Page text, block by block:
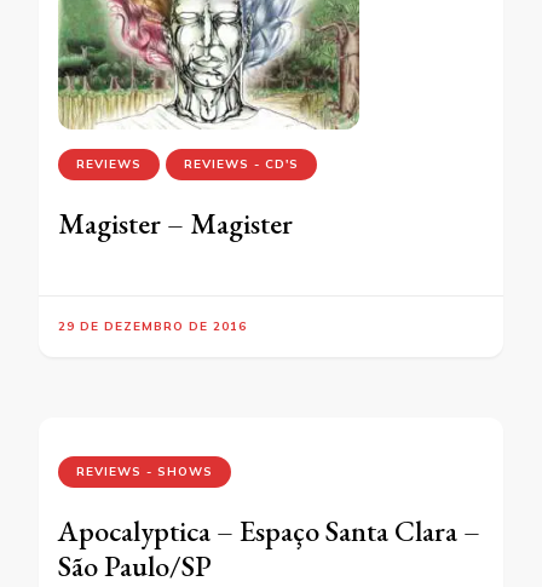
REVIEWS REVIEWS - CD'S
Magister – Magister
29 DE DEZEMBRO DE 2016
REVIEWS - SHOWS
Apocalyptica – Espaço Santa Clara –
São Paulo/SP